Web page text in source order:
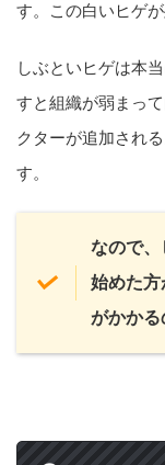
す。この白いヒゲが
しぶといヒゲは本
すと組織が弱まっ
クターが追加され
す。
なので、
始めた方
がかかる